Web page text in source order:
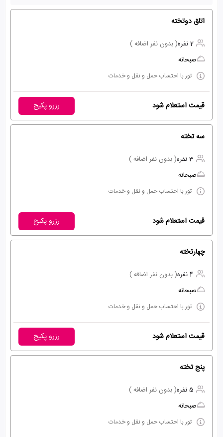
اتاق دوتخته
2 نفره
( بدون نفر اضافه )
صبحانه
تور با احتساب حمل و نقل و خدمات
قیمت استعلام شود رزرو پکیج
سه تخته
3 نفره
( بدون نفر اضافه )
صبحانه
تور با احتساب حمل و نقل و خدمات
قیمت استعلام شود رزرو پکیج
چهارتخته
4 نفره
( بدون نفر اضافه )
صبحانه
تور با احتساب حمل و نقل و خدمات
قیمت استعلام شود رزرو پکیج
پنج تخته
5 نفره
( بدون نفر اضافه )
صبحانه
تور با احتساب حمل و نقل و خدمات